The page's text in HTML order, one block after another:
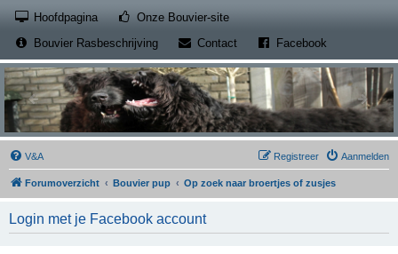
Hoofdpagina Onze Bouvier-site(Opens a new tab)
Bouvier Rasbeschrijving
Contact(Opens a new tab)
Facebook
V&A Aanmelden
Registreer
Forumoverzicht Bouvier pup Op zoek naar broertjes of zusjes
Login met je Facebook account